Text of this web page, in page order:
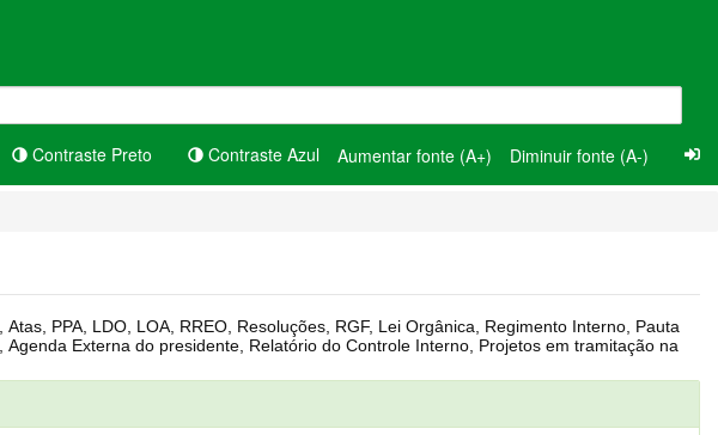
Contraste Preto Contraste Azul Aumentar fonte (A+) Diminuir fonte (A-)